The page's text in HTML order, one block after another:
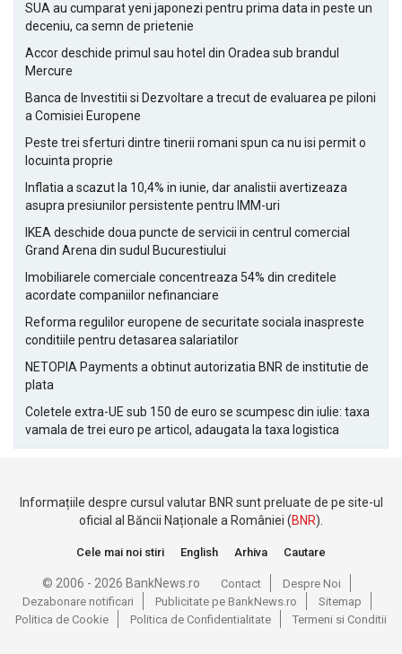
SUA au cumparat yeni japonezi pentru prima data in peste un
deceniu, ca semn de prietenie
Accor deschide primul sau hotel din Oradea sub brandul
Mercure
Banca de Investitii si Dezvoltare a trecut de evaluarea pe piloni
a Comisiei Europene
Peste trei sferturi dintre tinerii romani spun ca nu isi permit o
locuinta proprie
Inflatia a scazut la 10,4% in iunie, dar analistii avertizeaza
asupra presiunilor persistente pentru IMM-uri
IKEA deschide doua puncte de servicii in centrul comercial
Grand Arena din sudul Bucurestiului
Imobiliarele comerciale concentreaza 54% din creditele
acordate companiilor nefinanciare
Reforma regulilor europene de securitate sociala inaspreste
conditiile pentru detasarea salariatilor
NETOPIA Payments a obtinut autorizatia BNR de institutie de
plata
Coletele extra-UE sub 150 de euro se scumpesc din iulie: taxa
vamala de trei euro pe articol, adaugata la taxa logistica
Informațiile despre cursul valutar BNR sunt preluate de pe site-ul
oficial al Băncii Naționale a României (BNR).
Cele mai noi stiri English Arhiva Cautare
© 2006 - 2026 BankNews.ro Contact
Despre Noi
Dezabonare notificari
Publicitate pe BankNews.ro
Sitemap
Politica de Cookie
Politica de Confidentialitate Termeni si Conditii